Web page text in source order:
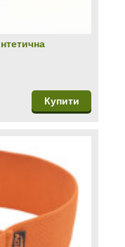
Купити